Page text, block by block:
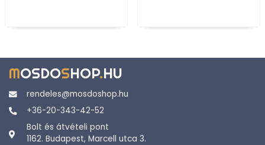
MOSDOSHOP.HU
rendeles@mosdoshop.hu
+36-20-343-42-52
Bolt és átvételi pont
1162. Budapest, Marcell utca 3.